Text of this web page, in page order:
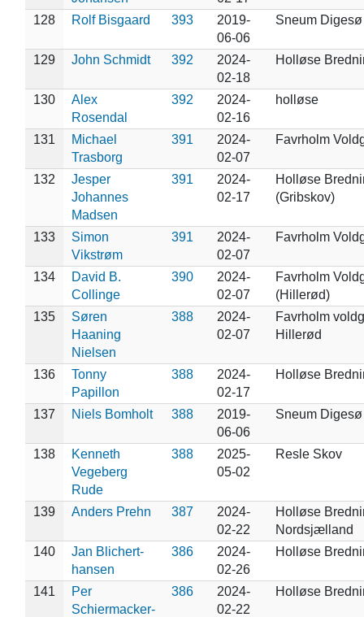
128
Rolf Bisgaard 393
2019-
06-06
Sneum Digesø
129 John Schmidt 392
2024-
02-18
Holløse
130
Alex
Rosendal
392
2024-
02-16
holløse
131
Michael
Trasborg
391
2024-
02-07
Favrholm
132
Jesper
Johannes
Madsen
391
2024-
02-17
Holløse
(Gribskov)
133
Simon
Vikstrøm
391
2024-
02-07
Favrholm
134
David B.
Collinge
390
2024-
02-07
Favrholm
(Hillerød)
135
Søren
Haaning
Nielsen
388
2024-
02-07
Favrholm
Hillerød
136
Tonny
Papillon
388
2024-
02-17
Holløse
137 Niels Bomholt 388
2019-
06-06
Sneum Digesø
138
Kenneth
Vegeberg
Rude
388
2025-
05-02
Resle Skov
139 Anders Prehn 387
2024-
02-22
Holløse
Nordsjælland
140
Jan Blichert-
hansen
386
2024-
02-26
Holløse
141
Per
Schiermacker-
386
2024-
02-22
Holløse